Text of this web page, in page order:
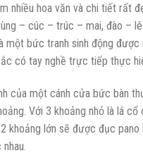
nhiều hoa văn và chi tiết rất
– cúc – trúc – mai, đào –
một bức tranh sinh động được
có tay nghề trực tiếp thực
của một cánh cửa bức bàn
Với 3 khoảng nhỏ là lá cổ
khoảng lớn sẽ được đục pano